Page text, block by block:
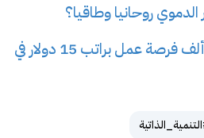
روحانيا وطاقيا؟
وظائف أمازون: 100 ألف فرصة عمل براتب 15 دولار في